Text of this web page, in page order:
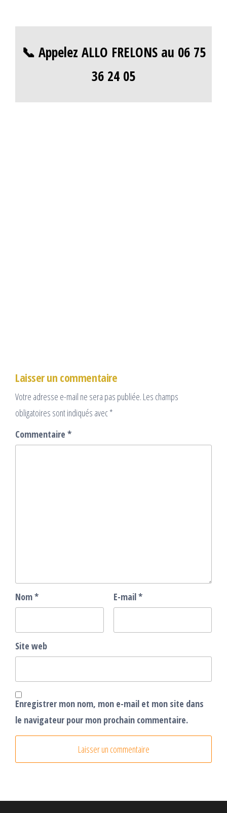
📞 Appelez ALLO FRELONS au 06 75
36 24 05
Laisser un commentaire
Votre adresse e-mail ne sera pas publiée. Les champs
obligatoires sont indiqués avec*
Commentaire *
Nom* E-mail*
Site web
Enregistrer mon nom, mon e-mail et mon site dans
le navigateur pour mon prochain commentaire.